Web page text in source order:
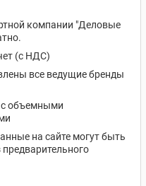
компании "Деловые
(с НДС)
все ведущие бренды
с объемными
на сайте могут быть